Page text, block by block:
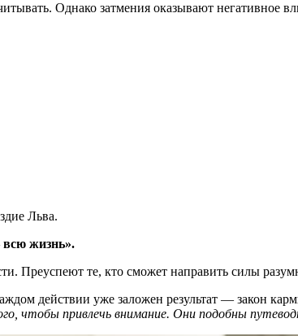
Однако затмения оказывают негативное
Льва.
жизнь».
Преуспеют те, кто сможет направить силы
действии уже заложен результат — закон
чтобы привлечь внимание. Они подобны